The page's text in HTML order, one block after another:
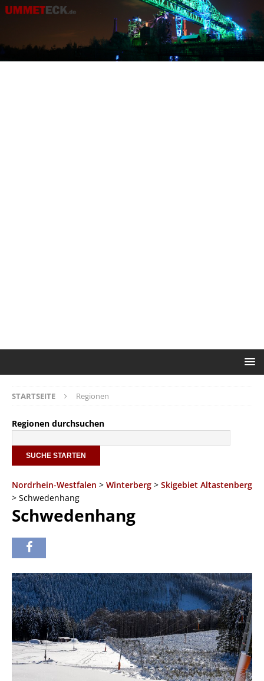
STARTSEITE Regionen
Regionen durchsuchen
Nordrhein-Westfalen > Winterberg > Skigebiet Altastenberg
> Schwedenhang
Schwedenhang